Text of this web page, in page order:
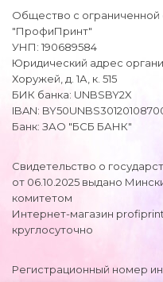
Общество с ограниченной
"ПрофиПринт"
УНП: 190689584
Юридический адрес
Хоружей, д. 1А, к. 515
БИК банка: UNBSBY2X
IBAN:
Банк: ЗАО "БСБ БАНК"
Свидетельство о
от 06.10.2025 выдано
комитетом
Интернет-магазин
круглосуточно
Регистрационный номер